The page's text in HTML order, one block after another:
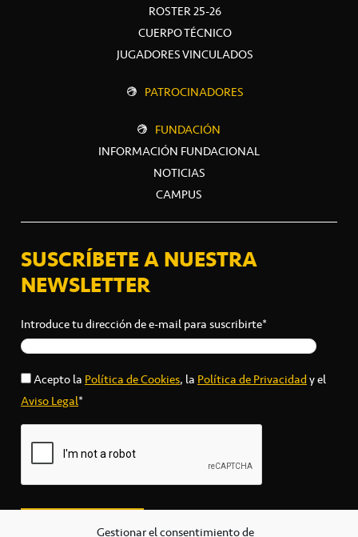
Gestionar el consentimiento de
ROSTER 25-26
CUERPO TÉCNICO
JUGADORES VINCULADOS
PATROCINADORES
FUNDACIÓN
INFORMACIÓN FUNDACIONAL
NOTICIAS
CAMPUS
SUSCRÍBETE A NUESTRA
NEWSLETTER
Introduce tu dirección de e-mail para suscribirte*
Acepto laPolítica de Cookies, laPolítica de Privacidady el
Aviso Legal*